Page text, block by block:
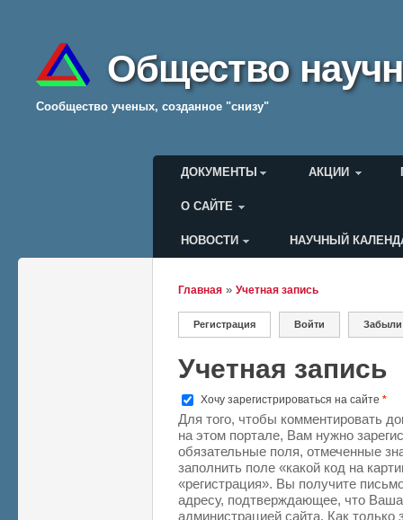
Общество
Cообщество ученых, созданное "снизу"
Главное меню
ДОКУМЕНТЫ АКЦИИ
О САЙТЕ
Меню пользователя
НОВОСТИ НАУЧНЫЙ
Вы здесь
Главная » Учетная запись
Главные вкладки
Регистрация (активная вкладка)
Войти
Учетная запись
Хочу зарегистрироваться на сайте *
Для того, чтобы комментировать
на этом портале, Вам нужно
обязательные поля, отмеченные
заполнить поле «какой код на
«регистрация». Вы получите
адресу, подтверждающее, что Ваша
администрацией сайта. Как